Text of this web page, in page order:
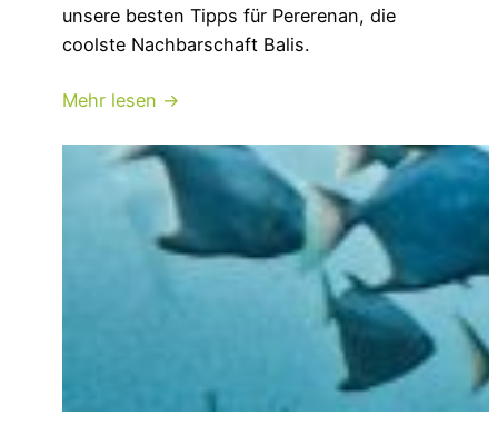
unsere besten Tipps für Pererenan, die
coolste Nachbarschaft Balis.
Mehr lesen →